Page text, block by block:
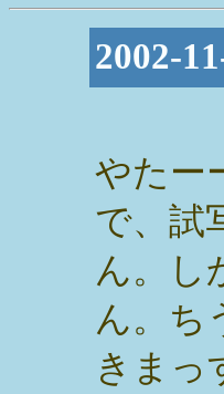
2002-
やたー
で、試
ん。し
ん。ち
きまっ